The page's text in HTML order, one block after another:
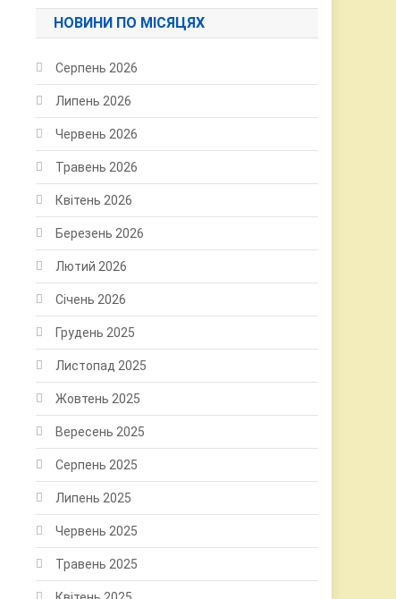
НОВИНИ ПО МІСЯЦЯХ
Серпень 2026
Липень 2026
Червень 2026
Травень 2026
Квітень 2026
Березень 2026
Лютий 2026
Січень 2026
Грудень 2025
Листопад 2025
Жовтень 2025
Вересень 2025
Серпень 2025
Липень 2025
Червень 2025
Травень 2025